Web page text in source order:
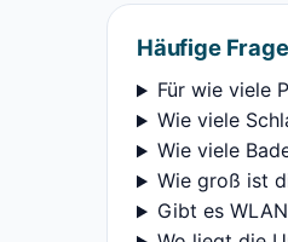
Häufige
Für wie viele
Wie viele
Wie viele
Wie groß ist
Gibt es